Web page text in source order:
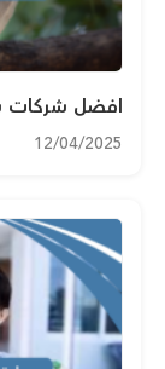
افضل شركات
12/04/2025